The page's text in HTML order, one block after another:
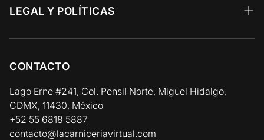
Vinos y Gourmet
Preguntas Frecuentes
LEGAL Y POLÍTICAS
Aviso de Privacidad
Términos y Condiciones
Política de Reembolso y Devolución
Política de Cadena de Frío / Envíos
CONTACTO
Lago Erne #241, Col. Pensil Norte, Miguel Hidalgo,
CDMX, 11430, México
+52 55 6818 5887
contacto@lacarniceriavirtual.com